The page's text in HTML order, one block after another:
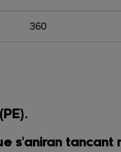
360
s'aniran tancant